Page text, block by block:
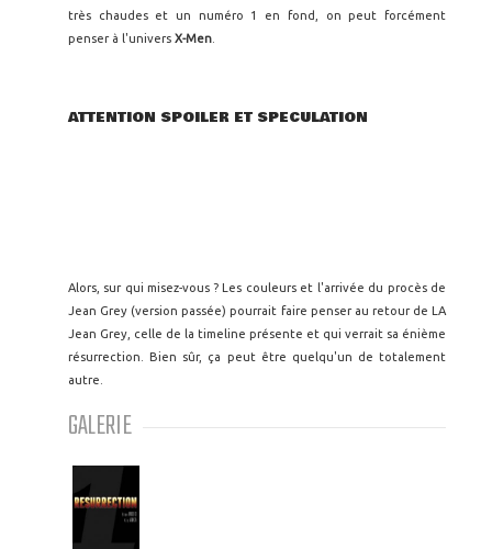
très chaudes et un numéro 1 en fond, on peut forcément
penser à l'univers X-Men
ATTENTION SPOILER ET SPECULATION
Alors, sur qui misez-vous ? Les couleurs et l'arrivée du procès de
Jean Grey (version passée) pourrait faire penser au retour de LA
Jean Grey, celle de la timeline présente et qui verrait sa énième
résurrection. Bien sûr, ça peut être quelqu'un de totalement
autre.
GALERIE